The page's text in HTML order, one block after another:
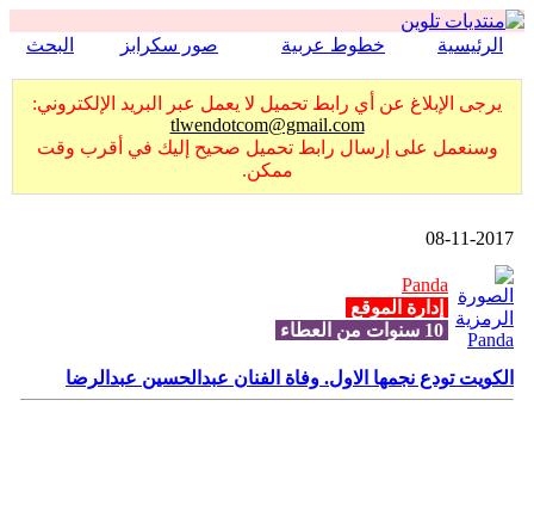
الرئيسية خطوط عربية صور سكرابز البحث
يرجى الإبلاغ عن أي رابط تحميل لا يعمل عبر البريد الإلكتروني:
tlwendotcom@gmail.com
وسنعمل على إرسال رابط تحميل صحيح إليك في أقرب وقت
ممكن.
08-11-2017
Panda
إدارة الموقع
الكويت تودع نجمها الاول. وفاة الفنان عبدالحسين عبدالرضا